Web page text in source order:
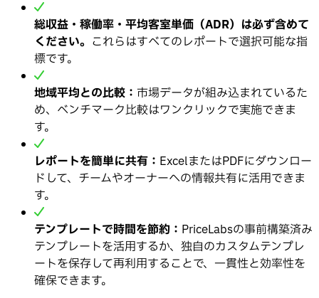
総収益・稼働率・平均客室単価（ADR）は必ず含めて
ください。 これらはすべてのレポートで選択可能な指
標です。
地域平均との比較： 市場データが組み込まれているた
め、ベンチマーク比較はワンクリックで実施できま
す。
レポートを簡単に共有： ExcelまたはPDFにダウンロー
ドして、チームやオーナーへの情報共有に活用できま
す。
テンプレートで時間を節約： PriceLabsの事前構築済み
テンプレートを活用するか、独自のカスタムテンプレ
ートを保存して再利用することで、一貫性と効率性を
確保できます。